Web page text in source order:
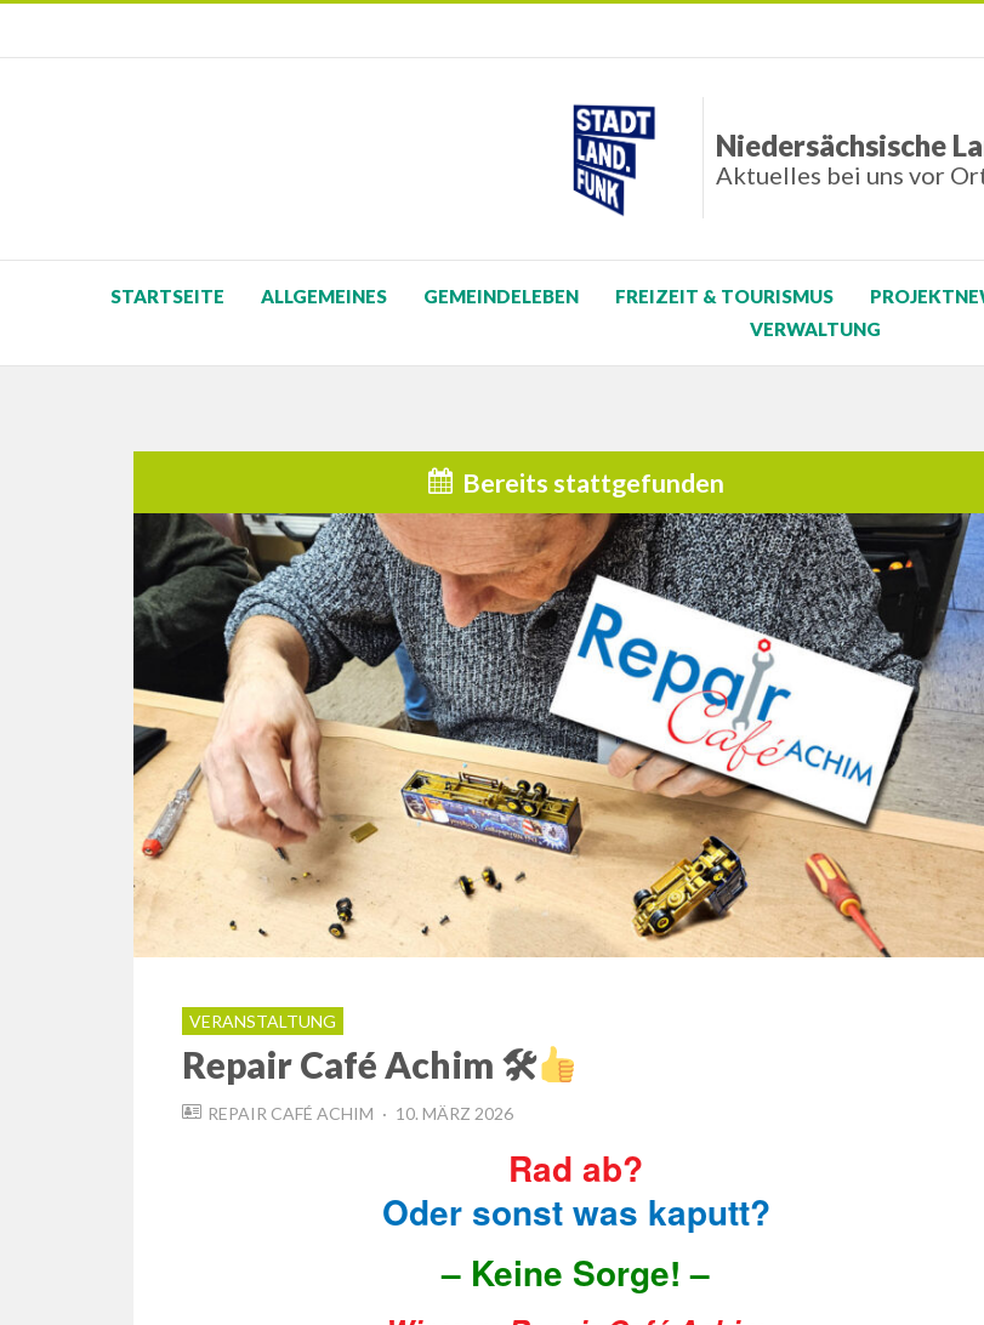
Niedersächsische
Aktuelles bei uns vor
STARTSEITE ALLGEMEINES GEMEINDELEBEN FREIZEIT & TOURISMUS
VERWALTUNG
Bereits stattgefunden
VERANSTALTUNG
Repair Café Achim 🛠
REPAIR CAFÉ ACHIM
POSTED
10. MÄRZ 2026
Rad ab?
Oder sonst was kaputt?
– Keine Sorge! –